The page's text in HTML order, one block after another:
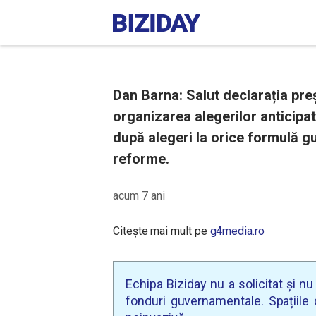
Dan Barna: Salut declarația
organizarea alegerilor
după alegeri la orice formulă
reforme.
acum 7 ani
Citește mai mult pe g4media.ro
Echipa Biziday nu a solicitat și
fonduri guvernamentale.